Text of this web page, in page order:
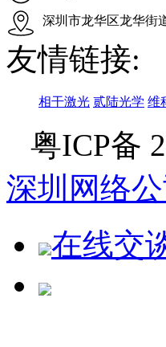
深圳市龙华区龙华街
友情链接:
相干激光 贰陆光学 维
粤ICP备
深圳网络
在线交